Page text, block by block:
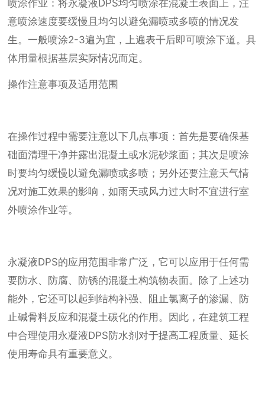
喷涂作业：将永凝液DPS均匀喷涂在混凝土表面上，注
意喷涂速度要缓慢且均匀以避免漏喷或多喷的情况发
生。一般喷涂2-3遍为宜，上遍表干后即可喷涂下道。具
体用量根据基层实际情况而定。
操作注意事项及适用范围
在操作过程中需要注意以下几点事项：首先是要确保基
础面清理干净并露出混凝土或水泥砂浆面；其次是喷涂
时要均匀缓慢以避免漏喷或多喷；另外还要注意天气情
况对施工效果的影响，如雨天或风力过大时不宜进行室
外喷涂作业等。
永凝液DPS的应用范围非常广泛，它可以应用于任何需
要防水、防腐、防锈的混凝土构筑物表面。除了上述功
能外，它还可以起到结构补强、阻止氯离子的渗漏、防
止碱骨料反应和混凝土碳化的作用。因此，在建筑工程
中合理使用永凝液DPS防水剂对于提高工程质量、延长
使用寿命具有重要意义。